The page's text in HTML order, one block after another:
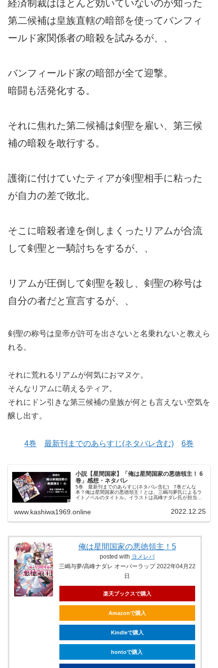
経済制裁はほとんど効いていないのが知った
第二候補は皇族直轄の暗部を使ってバンフィ
ールド家関係者の暗殺を試みるが、、
バンフィールド家の暗部が全て迎撃。
暗闘も活発化する。
それに焦れた第二候補は剣聖を雇い、第三候
補の暗殺を敢行する。
護衛に付けていたティアが剣聖相手に粘った
が自力の差で敗北。
そこに暗殺者達を倒しまくったリアムが合流
して剣聖と一騎討ちをするが、、
リアムが圧倒して剣聖を殺し、剣聖の称号は
自分の者だと宣言するが、、
剣聖の称号は皇帝が許可を出さないと名乗れないと教えら
れる。
それに荒れるリアムが何気におマヌケ。
そんなリアムに萌えるティア。
それにドン引きな第三候補の皇族が何とも言えない空気を
醸し出す。
4巻 最新刊までのあらすじ(ネタバレ含む) 6巻
小説【星間国家】「俺は星間国家の悪徳領主！ 6
巻」感想・ネタバレ
5巻 最新刊までのあらすじ(ネタバレ含む) 7巻どんな
本？俺は星間国家の悪徳領主！とは、三嶋与夢氏によるラ
イトノベルのタイトル。イラストは高峰ナダレ氏が担当。
り、オーバーラップ文庫から書…
www.kashiwa1969.online 2022.12.25
俺は星間国家の悪徳領主！5
posted with ヨメレバ
三嶋与夢/高峰ナダレ オーバーラップ 2022年04月22
日
楽天ブックスで購入
Amazonで購入
Kindleで購入
hontoで購入